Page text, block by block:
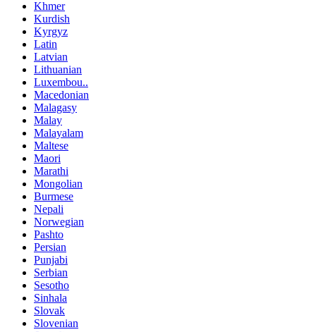
Khmer
Kurdish
Kyrgyz
Latin
Latvian
Lithuanian
Luxembou..
Macedonian
Malagasy
Malay
Malayalam
Maltese
Maori
Marathi
Mongolian
Burmese
Nepali
Norwegian
Pashto
Persian
Punjabi
Serbian
Sesotho
Sinhala
Slovak
Slovenian